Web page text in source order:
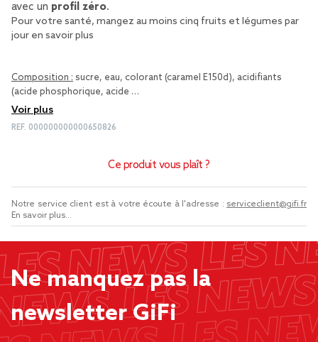
avec un profil zéro.
Pour votre santé, mangez au moins cinq fruits et légumes par
jour en savoir plus
Composition : sucre, eau, colorant (caramel E150d), acidifiants
(acide phosphorique, acide …
Voir plus
REF. 000000000000650826
Ce produit vous plaît ?
Notre service client est à votre écoute à l'adresse : serviceclient@gifi.fr
En savoir plus...
Ne manquez pas la
newsletter GiFi